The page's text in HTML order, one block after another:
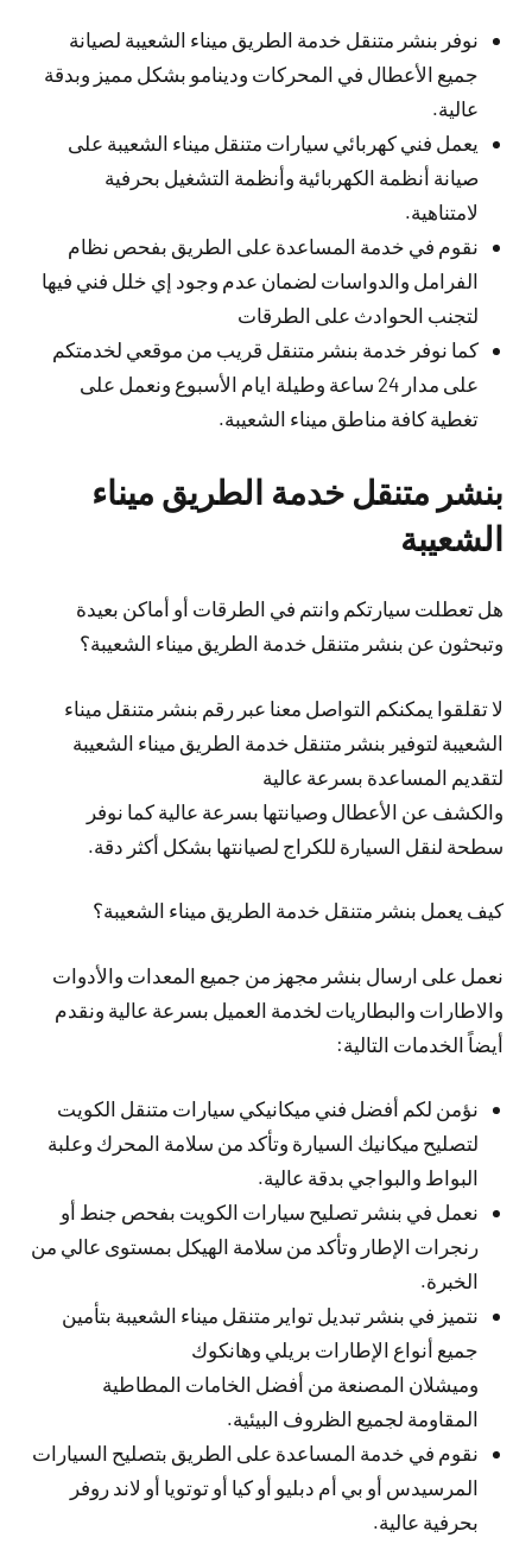
نوفر بنشر متنقل خدمة الطريق ميناء الشعيبة لصيانة
جميع الأعطال في المحركات ودينامو بشكل مميز وبدقة
عالية.
يعمل فني كهربائي سيارات متنقل ميناء الشعيبة على
صيانة أنظمة الكهربائية وأنظمة التشغيل بحرفية
لامتناهية.
نقوم في خدمة المساعدة على الطريق بفحص نظام
الفرامل والدواسات لضمان عدم وجود إي خلل فني فيها
لتجنب الحوادث على الطرقات
كما نوفر خدمة بنشر متنقل قريب من موقعي لخدمتكم
على مدار 24 ساعة وطيلة ايام الأسبوع ونعمل على
تغطية كافة مناطق ميناء الشعيبة.
بنشر متنقل خدمة الطريق ميناء
الشعيبة
هل تعطلت سيارتكم وانتم في الطرقات أو أماكن بعيدة
وتبحثون عن بنشر متنقل خدمة الطريق ميناء الشعيبة؟
لا تقلقوا يمكنكم التواصل معنا عبر رقم بنشر متنقل ميناء
الشعيبة لتوفير بنشر متنقل خدمة الطريق ميناء الشعيبة
لتقديم المساعدة بسرعة عالية
والكشف عن الأعطال وصيانتها بسرعة عالية كما نوفر
سطحة لنقل السيارة للكراج لصيانتها بشكل أكثر دقة.
كيف يعمل بنشر متنقل خدمة الطريق ميناء الشعيبة؟
نعمل على ارسال بنشر مجهز من جميع المعدات والأدوات
والاطارات والبطاريات لخدمة العميل بسرعة عالية ونقدم
أيضاً الخدمات التالية:
نؤمن لكم أفضل فني ميكانيكي سيارات متنقل الكويت
لتصليح ميكانيك السيارة وتأكد من سلامة المحرك وعلبة
البواط والبواجي بدقة عالية.
نعمل في بنشر تصليح سيارات الكويت بفحص جنط أو
رنجرات الإطار وتأكد من سلامة الهيكل بمستوى عالي من
الخبرة.
نتميز في بنشر تبديل تواير متنقل ميناء الشعيبة بتأمين
جميع أنواع الإطارات بريلي وهانكوك
وميشلان المصنعة من أفضل الخامات المطاطية
المقاومة لجميع الظروف البيئية.
نقوم في خدمة المساعدة على الطريق بتصليح السيارات
المرسيدس أو بي أم دبليو أو كيا أو توتويا أو لاند روفر
بحرفية عالية.